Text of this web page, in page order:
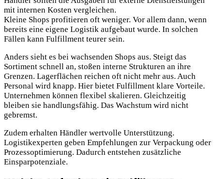
mit internen Kosten vergleichen.
Kleine Shops profitieren oft weniger. Vor allem dann, wenn
bereits eine eigene Logistik aufgebaut wurde. In solchen
Fällen kann Fulfillment teurer sein.
Anders sieht es bei wachsenden Shops aus. Steigt das
Sortiment schnell an, stoßen interne Strukturen an ihre
Grenzen. Lagerflächen reichen oft nicht mehr aus. Auch
Personal wird knapp. Hier bietet Fulfillment klare Vorteile.
Unternehmen können flexibel skalieren. Gleichzeitig
bleiben sie handlungsfähig. Das Wachstum wird nicht
gebremst.
Zudem erhalten Händler wertvolle Unterstützung.
Logistikexperten geben Empfehlungen zur Verpackung oder
Prozessoptimierung. Dadurch entstehen zusätzliche
Einsparpotenziale.